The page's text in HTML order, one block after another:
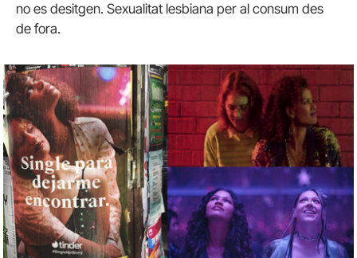
no es desitgen. Sexualitat lesbiana per al consum des
de fora.